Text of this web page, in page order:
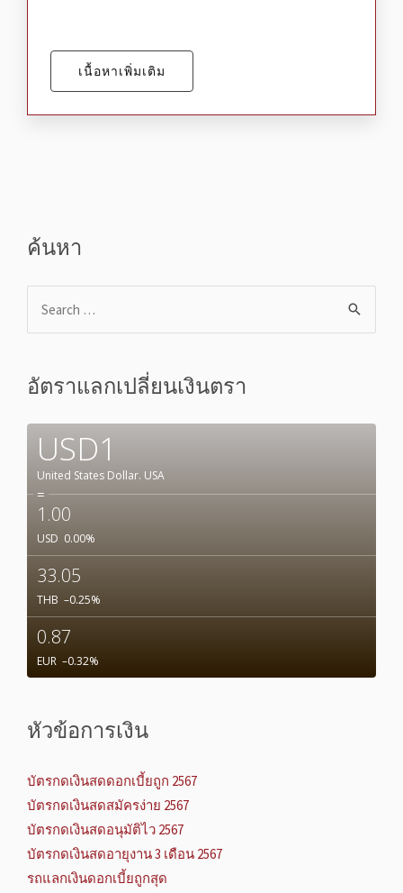
เนื้อหาเพิ่มเติม
ค้นหา
อัตราแลกเปลี่ยนเงินตรา
USD1
United States Dollar. USA
=
1.00
USD 0.00%
33.05
THB –0.25%
0.87
EUR –0.32%
หัวข้อการเงิน
บัตรกดเงินสดดอกเบี้ยถูก 2567
บัตรกดเงินสดสมัครง่าย 2567
บัตรกดเงินสดอนุมัติไว 2567
บัตรกดเงินสดอายุงาน 3 เดือน 2567
รถแลกเงินดอกเบี้ยถูกสุด